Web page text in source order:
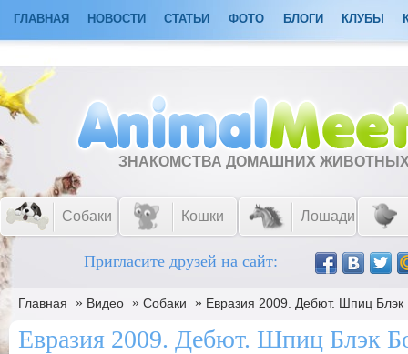
ГЛАВНАЯ НОВОСТИ СТАТЬИ ФОТО БЛОГИ КЛУБЫ
ЗНАКОМСТВА ДОМАШНИХ
Собаки Кошки Лошади
Пригласите друзей на сайт:
Главная » Видео » Собаки » Евразия 2009. Дебют. Шпиц
Евразия 2009. Дебют. Шпиц Блэк